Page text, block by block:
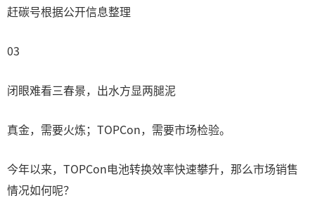
赶碳号根据公开信息整理
03
闭眼难看三春景，出水方显两腿泥
真金，需要火炼；TOPCon，需要市场检验。
今年以来，TOPCon电池转换效率快速攀升，那么市场销售
情况如何呢？